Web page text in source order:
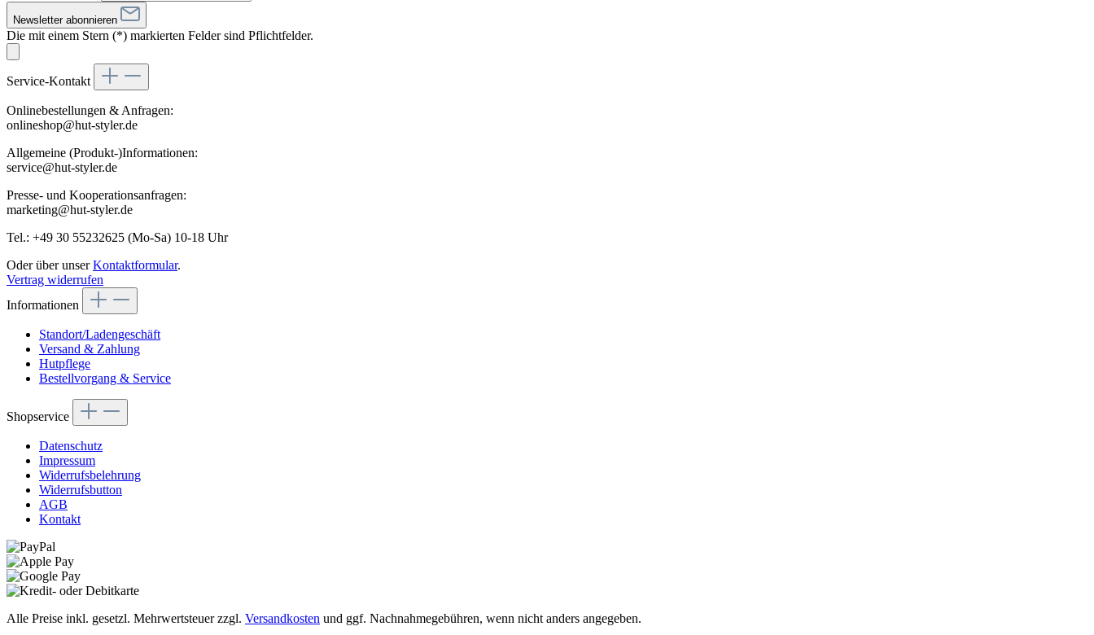
Newsletter abonnieren
Die mit einem Stern (*) markierten Felder sind Pflichtfelder.
Service-Kontakt
Onlinebestellungen & Anfragen:
onlineshop@hut-styler.de
Allgemeine (Produkt-)Informationen:
service@hut-styler.de
Presse- und Kooperationsanfragen:
marketing@hut-styler.de
Tel.: +49 30 55232625 (Mo-Sa) 10-18 Uhr
Oder über unserKontaktformular.
Vertrag widerrufen
Informationen
Standort/Ladengeschäft
Versand & Zahlung
Hutpflege
Bestellvorgang & Service
Shopservice
Datenschutz
Impressum
Widerrufsbelehrung
Widerrufsbutton
AGB
Kontakt
Alle Preise inkl. gesetzl. Mehrwertsteuer zzgl. Versandkosten und ggf. Nachnahmegebühren, wenn nicht anders angegeben.